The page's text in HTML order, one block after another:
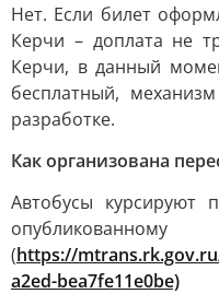
Нет. Если билет
Керчи – доплата не
Керчи, в данный
бесплатный,
разработке.
Как организована
Автобусы курсируют
(https://
a2ed-bea7fe11e0be)